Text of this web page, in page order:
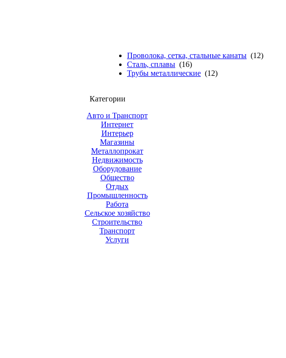
Проволока, сетка, стальные канаты (12)
Сталь, сплавы (16)
Трубы металлические (12)
Категории
Авто и Транспорт
Интернет
Интерьер
Магазины
Металлопрокат
Недвижимость
Оборудование
Общество
Отдых
Промышленность
Работа
Сельское хозяйство
Строительство
Транспорт
Услуги